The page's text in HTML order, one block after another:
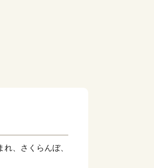
、さくらんぼ、